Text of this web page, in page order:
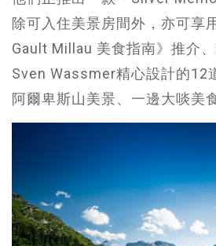
除可入住美景房間外，亦可享
Gault Millau 美食指南》推介
Sven Wassmer精心設計的12
阿爾卑斯山美景、一邊大啖美